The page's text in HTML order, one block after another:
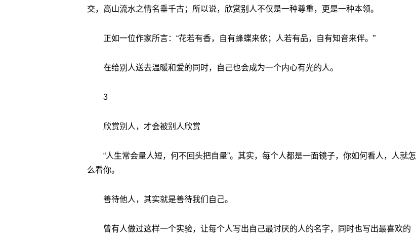
交，高山流水之情名垂千古；所以说，欣赏别人不仅是一种尊重，更是一种本领。
正如一位作家所言：“花若有香，自有蜂蝶来依；人若有品，自有知音来伴。”
在给别人送去温暖和爱的同时，自己也会成为一个内心有光的人。
3
欣赏别人，才会被别人欣赏
“人生常会量人短，何不回头把自量”。其实，每个人都是一面镜子，你如何看人，人就怎
么看你。
善待他人，其实就是善待我们自己。
曾有人做过这样一个实验，让每个人写出自己最讨厌的人的名字，同时也写出最喜欢的